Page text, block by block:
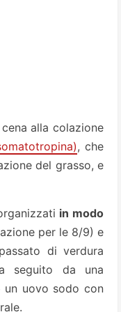
alla colazione
, che
del grasso, e
in modo
per le 8/9) e
di verdura
seguito da una
uovo sodo con